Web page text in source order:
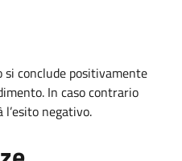
conclude positivamente
In caso contrario
negativo.